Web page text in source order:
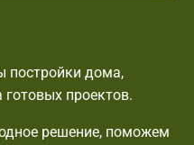
постройки дома,
проектов.
решение, поможем